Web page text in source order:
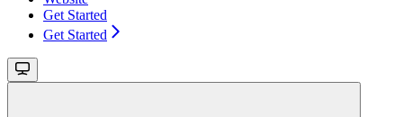
Get Started
Get Started